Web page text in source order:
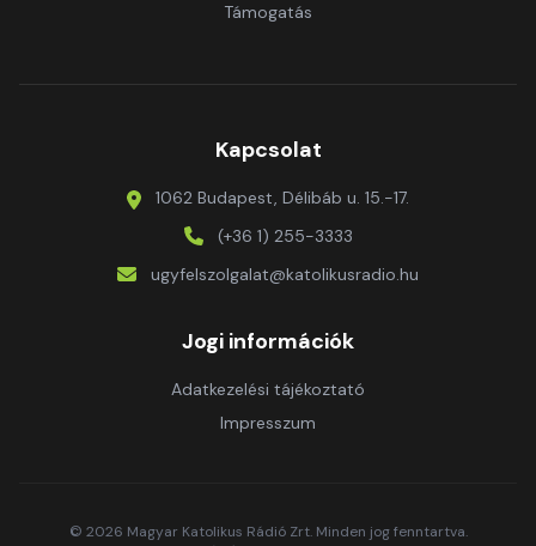
Támogatás
Kapcsolat
1062 Budapest, Délibáb u. 15.-17.
(+36 1) 255-3333
ugyfelszolgalat@katolikusradio.hu
Jogi információk
Adatkezelési tájékoztató
Impresszum
© 2026 Magyar Katolikus Rádió Zrt. Minden jog fenntartva.